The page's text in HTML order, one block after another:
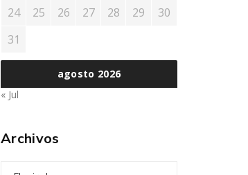
agosto 2026
24
25 26 27 28 29
30
31
« Jul
Archivos